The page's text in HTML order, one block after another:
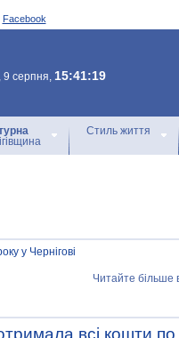
Facebook
9 серпня, 15:41:19
Стиль життя
у Чернігові
Читайте більше
всі кошти